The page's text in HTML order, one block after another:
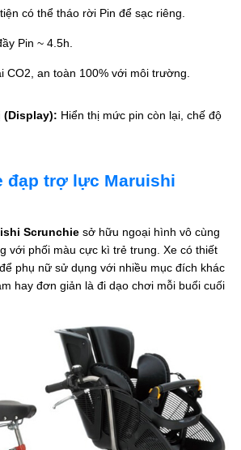
có thể tháo rời Pin để sạc riêng.
Pin ~ 4.5h.
CO2, an toàn 100% với môi trường.
(Display): Hiển thị mức pin còn lại, chế độ
đạp trợ lực Maruishi
Scrunchie sở hữu ngoại hình vô cùng
với phối màu cực kì trẻ trung. Xe có thiết
phụ nữ sử dụng với nhiều mục đích khác
hay đơn giản là đi dạo chơi mỗi buổi cuối